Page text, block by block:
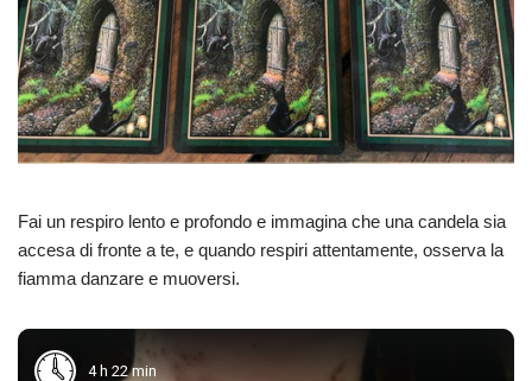
Fai un respiro lento e profondo e immagina che una candela sia
accesa di fronte a te, e quando respiri attentamente, osserva la
fiamma danzare e muoversi.
4 h 22 min